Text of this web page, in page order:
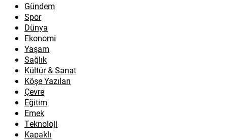
Gündem
Spor
Dünya
Ekonomi
Yaşam
Sağlık
Kültür & Sanat
Köşe Yazıları
Çevre
Eğitim
Emek
Teknoloji
Kapaklı